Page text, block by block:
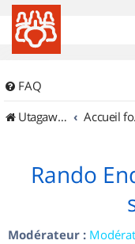
FAQ
UtagawaVTT (Randos VTT et VTTAE avec traces GPS)
Rando
Modérateur :